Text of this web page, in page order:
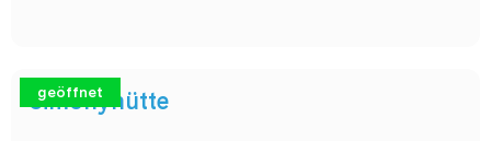
geöffnet
Simonyhütte